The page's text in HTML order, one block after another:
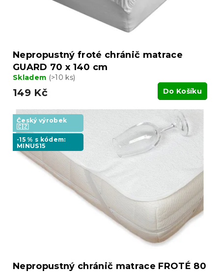
Nepropustný froté chránič matrace
GUARD 70 x 140 cm
Skladem (>10 ks)
149 Kč Do Košíku
Český výrobek
🇨🇿
-15 % s kódem:
MINUS15
Nepropustný chránič matrace FROTÉ 80